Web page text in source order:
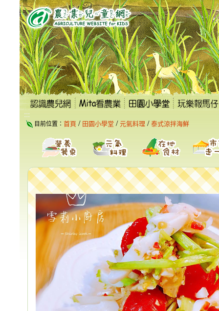
跳
到
主
要
內
容
區
塊
:::
目前位置： 首頁 / 田園小學堂 / 元氣料理 / 泰式涼拌海鮮